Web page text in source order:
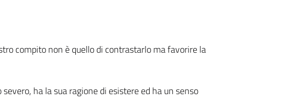
compito non è quello di contrastarlo ma favorire la
ha la sua ragione di esistere ed ha un senso